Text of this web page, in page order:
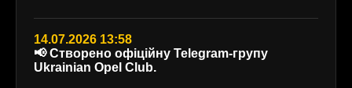
14.07.2026 13:58
📢 Створено офіційну Telegram-групу
Ukrainian Opel Club.